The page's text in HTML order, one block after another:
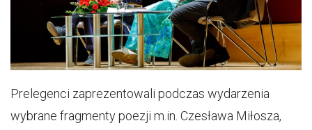
Prelegenci zaprezentowali podczas wydarzenia
wybrane fragmenty poezji m.in. Czesława Miłosza,